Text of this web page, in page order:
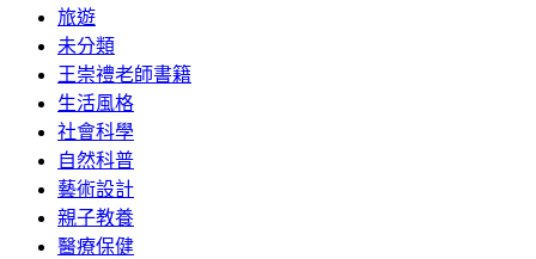
旅遊
未分類
王崇禮老師書籍
生活風格
社會科學
自然科普
藝術設計
親子教養
醫療保健